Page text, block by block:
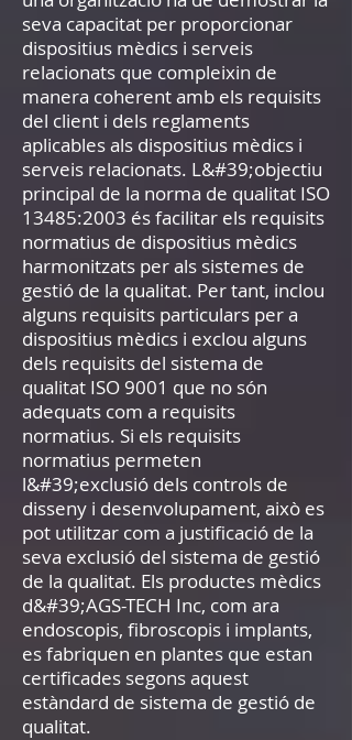
seva capacitat per proporcionar
dispositius mèdics i serveis
relacionats que compleixin de
manera coherent amb els requisits
del client i dels reglaments
aplicables als dispositius mèdics i
serveis relacionats. L&#39;objectiu
principal de la norma de qualitat ISO
13485:2003 és facilitar els requisits
normatius de dispositius mèdics
harmonitzats per als sistemes de
gestió de la qualitat. Per tant, inclou
alguns requisits particulars per a
dispositius mèdics i exclou alguns
dels requisits del sistema de
qualitat ISO 9001 que no són
adequats com a requisits
normatius. Si els requisits
normatius permeten
l&#39;exclusió dels controls de
disseny i desenvolupament, això es
pot utilitzar com a justificació de la
seva exclusió del sistema de gestió
de la qualitat. Els productes mèdics
d&#39;AGS-TECH Inc, com ara
endoscopis, fibroscopis i implants,
es fabriquen en plantes que estan
certificades segons aquest
estàndard de sistema de gestió de
qualitat.